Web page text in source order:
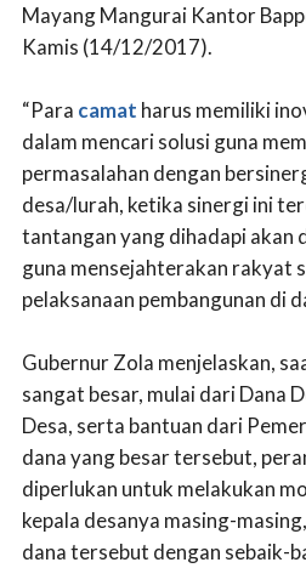
Mayang Mangurai Kantor
Kamis (14/12/2017).
“Para camat harus memiliki
dalam mencari solusi guna
permasalahan dengan
desa/lurah, ketika sinergi ini
tantangan yang dihadapi akan
guna mensejahterakan rakyat
pelaksanaan pembangunan di
Gubernur Zola menjelaskan,
sangat besar, mulai dari Dana
Desa, serta bantuan dari
dana yang besar tersebut,
diperlukan untuk melakukan
kepala desanya masing-
dana tersebut dengan sebaik-